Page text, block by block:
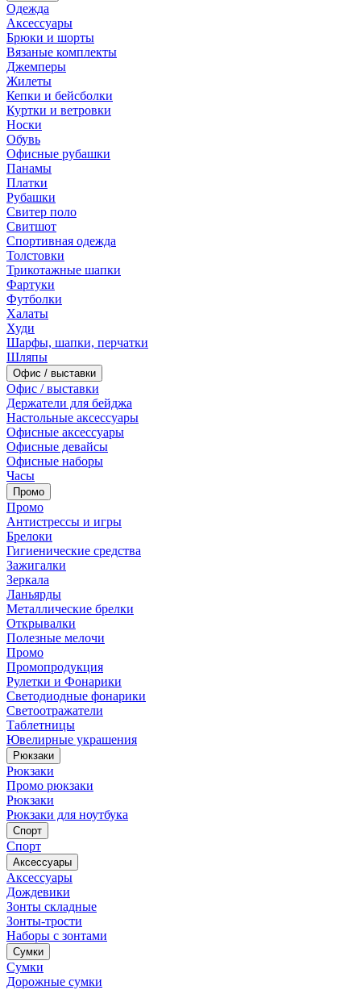
Одежда
Аксессуары
Брюки и шорты
Вязаные комплекты
Джемперы
Жилеты
Кепки и бейсболки
Куртки и ветровки
Носки
Обувь
Офисные рубашки
Панамы
Платки
Рубашки
Свитер поло
Свитшот
Спортивная одежда
Толстовки
Трикотажные шапки
Фартуки
Футболки
Халаты
Худи
Шарфы, шапки, перчатки
Шляпы
Офис / выставки
Офис / выставки
Держатели для бейджа
Настольные аксессуары
Офисные аксессуары
Офисные девайсы
Офисные наборы
Часы
Промо
Промо
Антистрессы и игры
Брелоки
Гигиенические средства
Зажигалки
Зеркала
Ланьярды
Металлические брелки
Открывалки
Полезные мелочи
Промо
Промопродукция
Рулетки и Фонарики
Светодиодные фонарики
Светоотражатели
Таблетницы
Ювелирные украшения
Рюкзаки
Рюкзаки
Промо рюкзаки
Рюкзаки
Рюкзаки для ноутбука
Спорт
Спорт
Аксессуары
Аксессуары
Дождевики
Зонты складные
Зонты-трости
Наборы с зонтами
Сумки
Сумки
Дорожные сумки